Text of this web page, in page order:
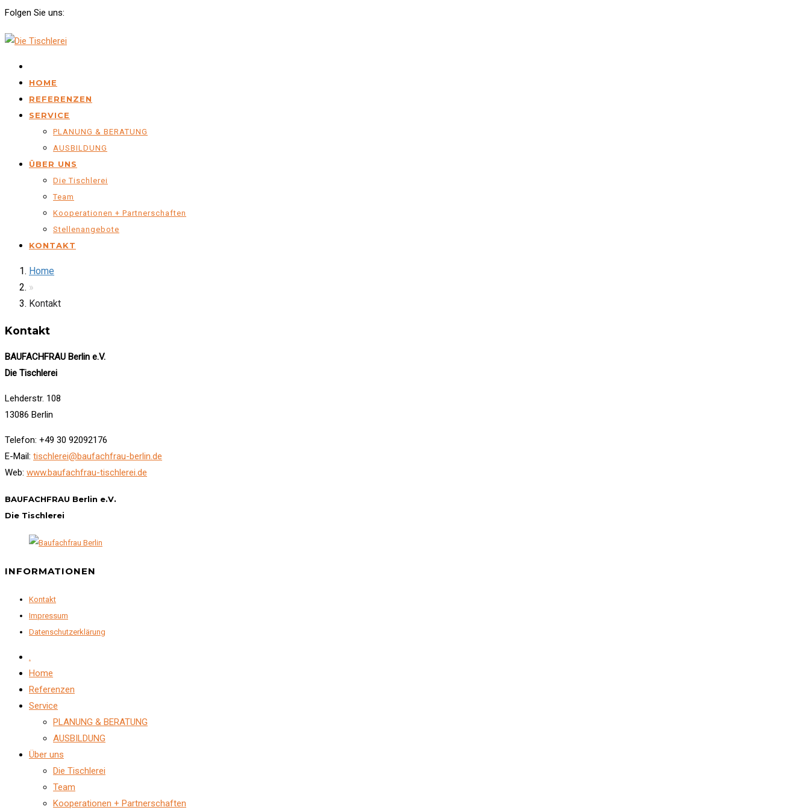
Folgen Sie uns:
HOME
REFERENZEN
SERVICE
PLANUNG & BERATUNG
AUSBILDUNG
ÜBER UNS
Die Tischlerei
Team
Kooperationen + Partnerschaften
Stellenangebote
KONTAKT
Home
»
Kontakt
Kontakt
BAUFACHFRAU Berlin e.V.
Die Tischlerei
Lehderstr. 108
13086 Berlin
Telefon: +49 30 92092176
E-Mail: tischlerei@baufachfrau-berlin.de
Web: www.baufachfrau-tischlerei.de
BAUFACHFRAU Berlin e.V.
Die Tischlerei
INFORMATIONEN
Kontakt
Impressum
Datenschutzerklärung
Home
Referenzen
Service
PLANUNG & BERATUNG
AUSBILDUNG
Über uns
Die Tischlerei
Team
Kooperationen + Partnerschaften